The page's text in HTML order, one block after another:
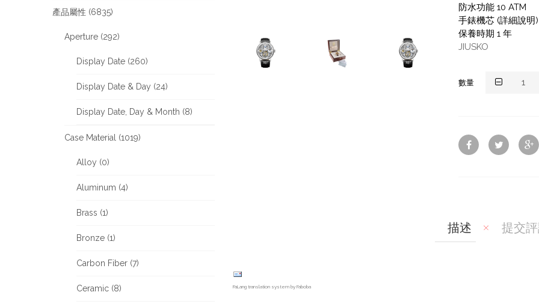
產品屬性 (6835)
Aperture (292)
Display Date (260)
Display Date & Day (24)
Display Date, Day & Month (8)
Case Material (1019)
Alloy (0)
Aluminum (4)
Brass (1)
Bronze (1)
Carbon Fiber (7)
Ceramic (8)
防水功能 10 ATM
手錶機芯 (詳細說明
保養時期 1 年
JIUSKO
數量
描述 提交
FaLang translation system by Faboba